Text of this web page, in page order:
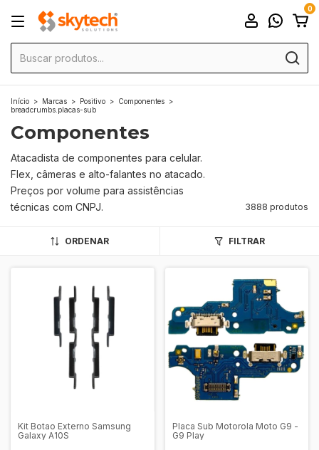
0
Início > Marcas > Positivo > Componentes >
breadcrumbs.placas-sub
Componentes
Atacadista de componentes para celular.
Flex, câmeras e alto-falantes no atacado.
Preços por volume para assistências
técnicas com CNPJ.
3888 produtos
ORDENAR FILTRAR
Kit Botao Externo Samsung
Galaxy A10S
Placa Sub Motorola Moto G9 -
G9 Play